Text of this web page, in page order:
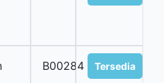
B00284 Tersedia